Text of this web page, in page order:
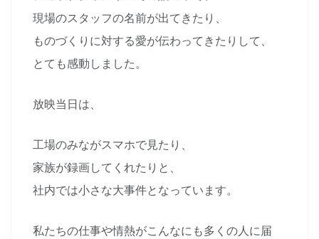
現場のスタッフの名前が出てきたり、
ものづくりに対する愛が伝わってきたりして、
とても感動しました。
放映当日は、
工場のみながスマホで見たり、
家族が録画してくれたりと、
社内では小さな大事件となっています。
私たちの仕事や情熱がこんなにも多くの人に届